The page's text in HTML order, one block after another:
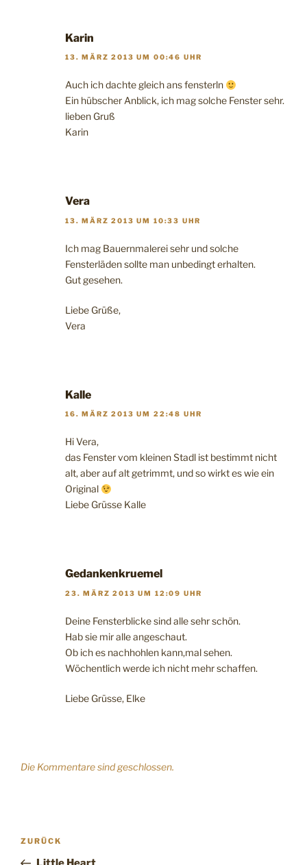
Karin
13. MÄRZ 2013 UM 00:46 UHR
Auch ich dachte gleich ans fensterln
Ein hübscher Anblick, ich mag solche Fenster sehr.
lieben Gruß
Karin
Vera
13. MÄRZ 2013 UM 10:33 UHR
Ich mag Bauernmalerei sehr und solche
Fensterläden sollte man unbedingt erhalten.
Gut gesehen.
Liebe Grüße,
Vera
Kalle
16. MÄRZ 2013 UM 22:48 UHR
Hi Vera,
das Fenster vom kleinen Stadl ist bestimmt nicht
alt, aber auf alt getrimmt, und so wirkt es wie ein
Original
Liebe Grüsse Kalle
Gedankenkruemel
23. MÄRZ 2013 UM 12:09 UHR
Deine Fensterblicke sind alle sehr schön.
Hab sie mir alle angeschaut.
Ob ich es nachhohlen kann,mal sehen.
Wöchentlich werde ich nicht mehr schaffen.
Liebe Grüsse, Elke
Die Kommentare sind geschlossen.
Beitragsnavigation
Vorheriger
Beitrag
ZURÜCK